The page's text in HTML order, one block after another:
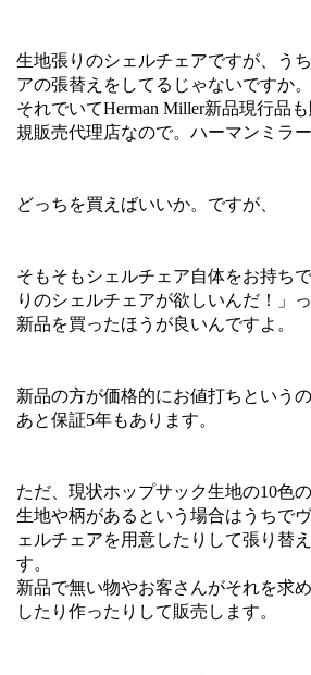
生地張りのシェルチェアですが、う
アの張替えをしてるじゃないですか。
それでいてHerman Miller新品現行品
規販売代理店なので。ハーマンミラー
どっちを買えばいいか。ですが、
そもそもシェルチェア自体をお持ち
りのシェルチェアが欲しいんだ！」
新品を買ったほうが良いんですよ。
新品の方が価格的にお値打ちというの
あと保証5年もあります。
ただ、現状ホップサック生地の10色
生地や柄があるという場合はうちで
ェルチェアを用意したりして張り替
す。
新品で無い物やお客さんがそれを求
したり作ったりして販売します。